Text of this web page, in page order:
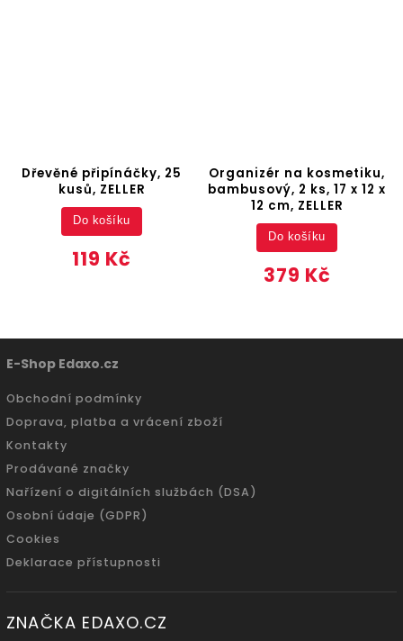
Dřevěné připínáčky, 25
kusů, ZELLER
119 Kč
Do košíku
Organizér na kosmetiku,
bambusový, 2 ks, 17 x 12 x
12 cm, ZELLER
379 Kč
Do košíku
E-Shop Edaxo.cz
Obchodní podmínky
Doprava, platba a vrácení zboží
Kontakty
Prodávané značky
Nařízení o digitálních službách (DSA)
Osobní údaje (GDPR)
Cookies
Deklarace přístupnosti
ZNAČKA EDAXO.CZ